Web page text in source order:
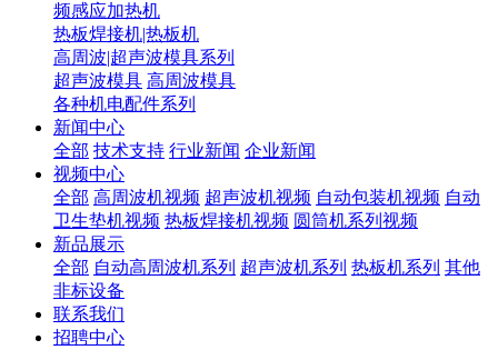
频感应加热机
热板焊接机|热板机
高周波|超声波模具系列
超声波模具 高周波模具
各种机电配件系列
新闻中心
全部 技术支持 行业新闻 企业新闻
视频中心
全部 高周波机视频 超声波机视频 自动包装机视频 自动
卫生垫机视频 热板焊接机视频 圆筒机系列视频
新品展示
全部 自动高周波机系列 超声波机系列 热板机系列 其他
非标设备
联系我们
招聘中心